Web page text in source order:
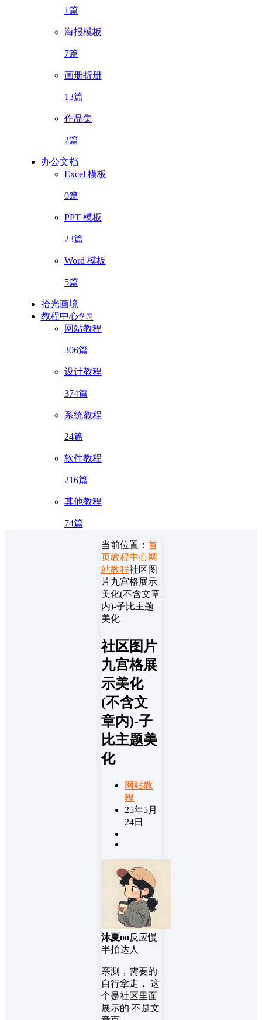
1篇
海报模板
7篇
画册折册
13篇
作品集
2篇
办公文档
Excel 模板
0篇
PPT 模板
23篇
Word 模板
5篇
拾光画境
教程中心学习
网站教程
306篇
设计教程
374篇
系统教程
24篇
软件教程
216篇
其他教程
74篇
当前位置： 首
页教程中心网
站教程社区图
片九宫格展示
美化(不含文章
内)-子比主题
美化
社区图片
九宫格展
示美化
(不含文
章内)-子
比主题美
化
网站教
程
25年5月
24日
沐夏oo反应慢
半拍达人
亲测，需要的
自行拿走， 这
个是社区里面
展示的 不是文